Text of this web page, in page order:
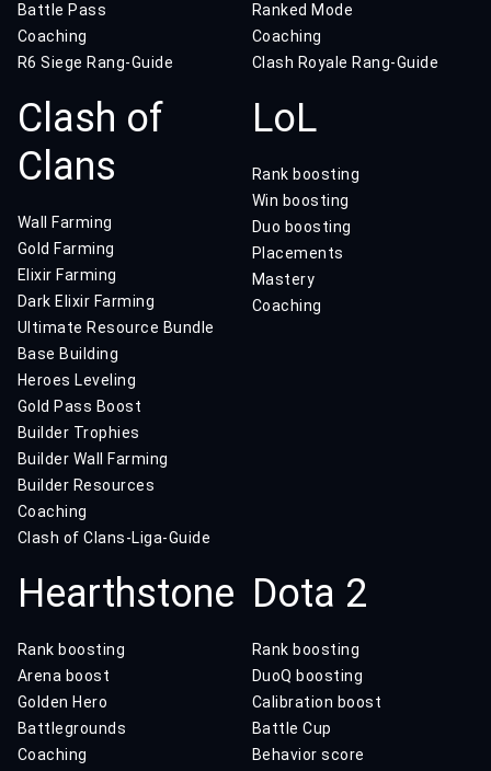
Battle Pass
Coaching
R6 Siege Rang-Guide
Ranked Mode
Coaching
Clash Royale Rang-Guide
Clash of
Clans
Wall Farming
Gold Farming
Elixir Farming
Dark Elixir Farming
Ultimate Resource Bundle
Base Building
Heroes Leveling
Gold Pass Boost
Builder Trophies
Builder Wall Farming
Builder Resources
Coaching
Clash of Clans-Liga-Guide
LoL
Rank boosting
Win boosting
Duo boosting
Placements
Mastery
Coaching
Hearthstone
Rank boosting
Arena boost
Golden Hero
Battlegrounds
Coaching
Dota 2
Rank boosting
DuoQ boosting
Calibration boost
Battle Cup
Behavior score